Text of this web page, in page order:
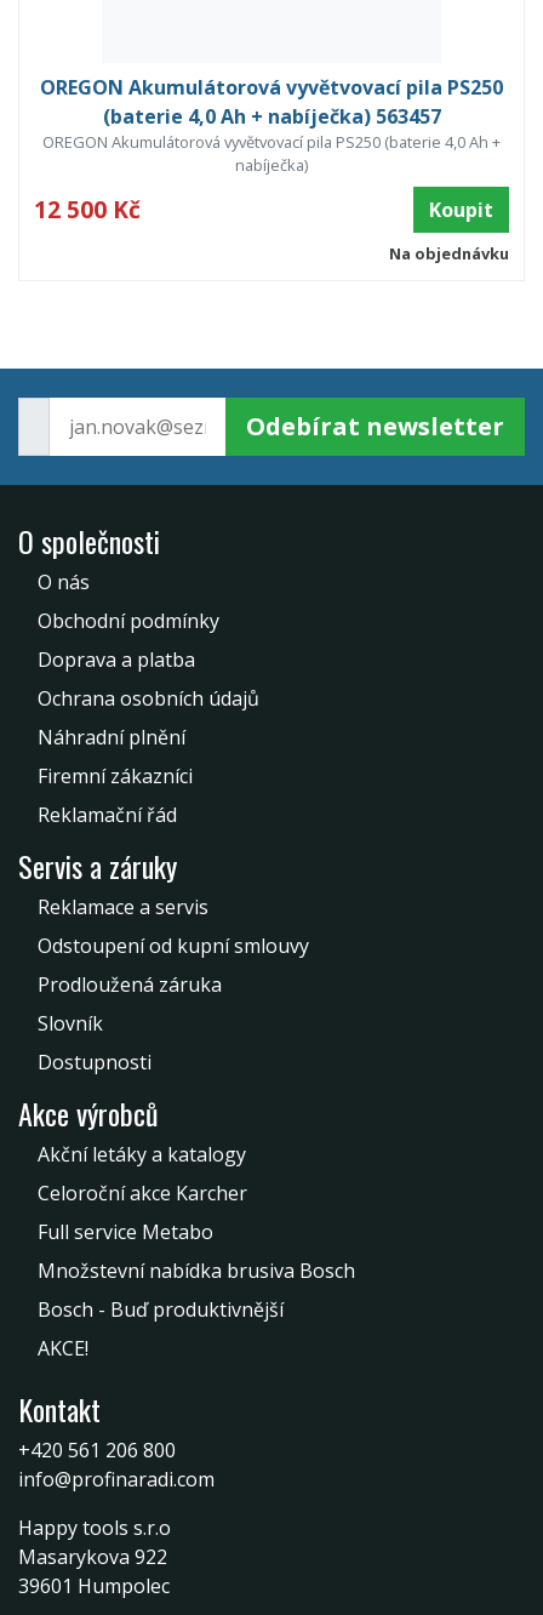
OREGON Akumulátorová vyvětvovací pila PS250
(baterie 4,0 Ah + nabíječka) 563457
OREGON Akumulátorová vyvětvovací pila PS250 (baterie 4,0 Ah +
nabíječka)
12 500 Kč Koupit
Na objednávku
Odebírat newsletter
O společnosti
O nás
Obchodní podmínky
Doprava a platba
Ochrana osobních údajů
Náhradní plnění
Firemní zákazníci
Reklamační řád
Servis a záruky
Reklamace a servis
Odstoupení od kupní smlouvy
Prodloužená záruka
Slovník
Dostupnosti
Akce výrobců
Akční letáky a katalogy
Celoroční akce Karcher
Full service Metabo
Množstevní nabídka brusiva Bosch
Bosch - Buď produktivnější
AKCE!
Kontakt
+420 561 206 800
info@profinaradi.com
Happy tools s.r.o
Masarykova 922
39601 Humpolec